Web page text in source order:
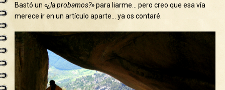
Bastó un«¿la probamos?»para liarme… pero creo que esa vía
merece ir en un artículo aparte… ya os contaré.